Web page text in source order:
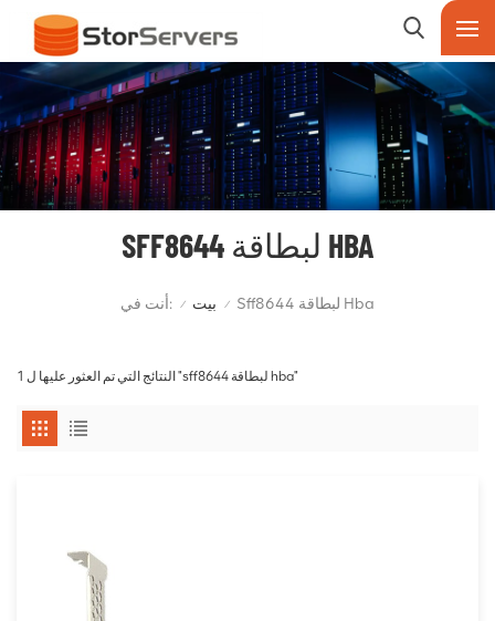
SFF8644 لبطاقة HBA
أنت في: / بيت / Sff8644 لبطاقة Hba
1 النتائج التي تم العثور عليها ل "sff8644 لبطاقة hba"